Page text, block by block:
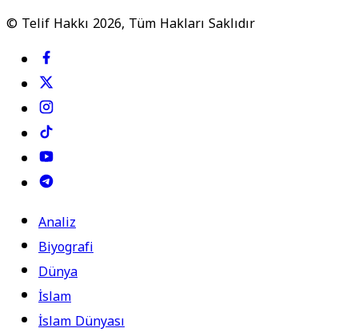
© Telif Hakkı 2026, Tüm Hakları Saklıdır
Analiz
Biyografi
Dünya
İslam
İslam Dünyası